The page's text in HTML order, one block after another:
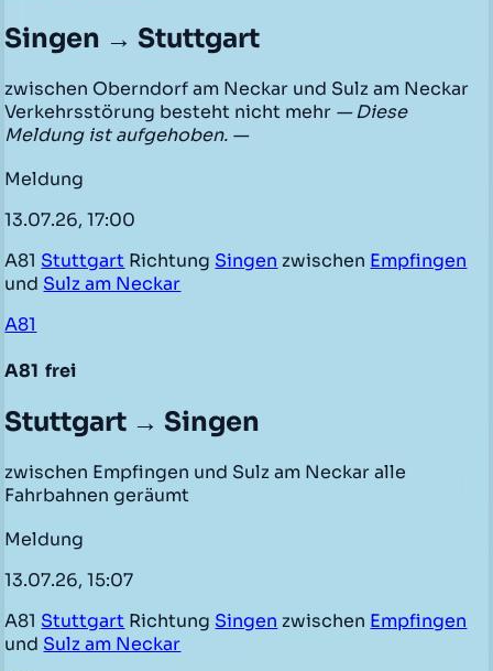
Singen → Stuttgart
zwischen Oberndorf am Neckar und Sulz am Neckar
Verkehrsstörung besteht nicht mehr — Diese
Meldung ist aufgehoben. —
Meldung
13.07.26, 17:00
A81 Stuttgart Richtung Singen zwischen Empfingen
und Sulz am Neckar
A81
A81 frei
Stuttgart → Singen
zwischen Empfingen und Sulz am Neckar alle
Fahrbahnen geräumt
Meldung
13.07.26, 15:07
A81 Stuttgart Richtung Singen zwischen Empfingen
und Sulz am Neckar